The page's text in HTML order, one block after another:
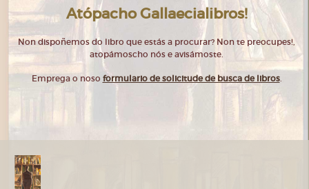
Atópacho Gallaecialibros!
Non dispoñemos do libro que estás a procurar? Non te preocupes!,
atopámoscho nós e avisámoste.
Emprega o noso formulario de solicitude de busca de libros.